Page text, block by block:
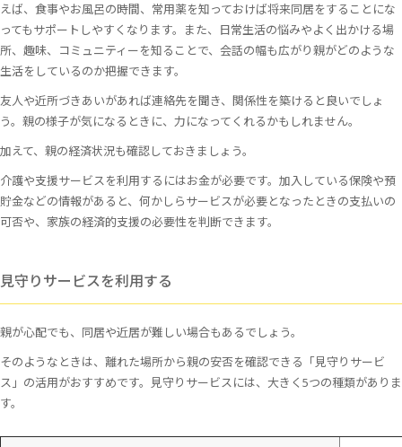
えば、食事やお風呂の時間、常用薬を知っておけば将来同居をすることにな
ってもサポートしやすくなります。また、日常生活の悩みやよく出かける場
所、趣味、コミュニティーを知ることで、会話の幅も広がり親がどのような
生活をしているのか把握できます。
友人や近所づきあいがあれば連絡先を聞き、関係性を築けると良いでしょ
う。親の様子が気になるときに、力になってくれるかもしれません。
加えて、親の経済状況も確認しておきましょう。
介護や支援サービスを利用するにはお金が必要です。加入している保険や預
貯金などの情報があると、何かしらサービスが必要となったときの支払いの
可否や、家族の経済的支援の必要性を判断できます。
見守りサービスを利用する
親が心配でも、同居や近居が難しい場合もあるでしょう。
そのようなときは、離れた場所から親の安否を確認できる「見守りサービ
ス」の活用がおすすめです。見守りサービスには、大きく5つの種類がありま
す。